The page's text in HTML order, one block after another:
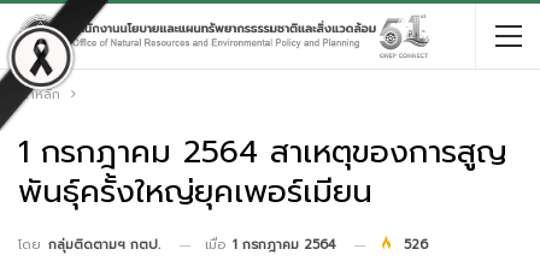
หน้าหลัก
1 กรกฎาคม 2564 สาเหตุของการสูญ
พันธุ์ครั้งใหญ่ยุคเพอร์เมียน
โดย กลุ่มติดตามฯ กตป. เมื่อ 1 กรกฎาคม 2564 526